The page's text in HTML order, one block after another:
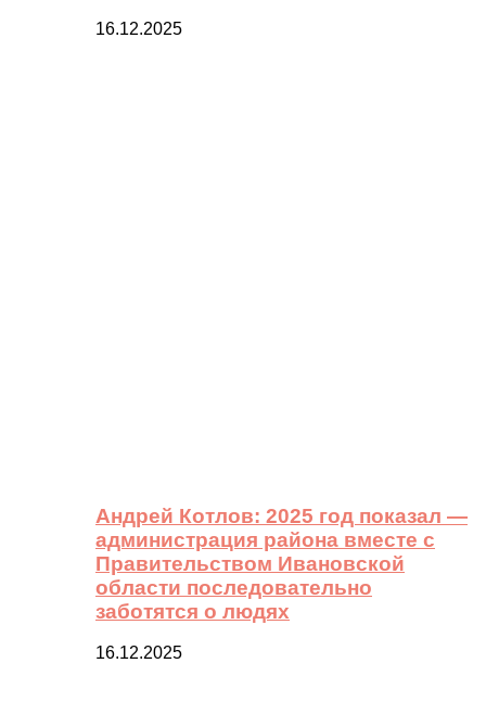
16.12.2025
Андрей Котлов: 2025 год показал —
администрация района вместе с
Правительством Ивановской
области последовательно
заботятся о людях
16.12.2025